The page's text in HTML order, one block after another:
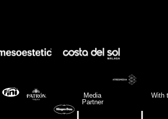
Media
Partner
With